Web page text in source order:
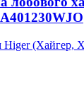
Higer (Хайгер,